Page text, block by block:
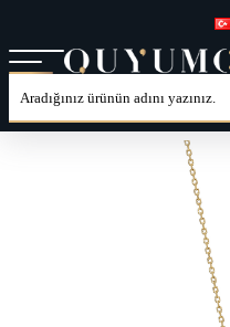
ANASAYFATÜM ÜRÜNLERKATEGORILER